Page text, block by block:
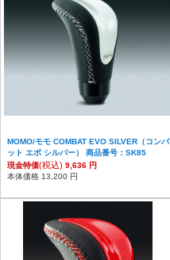
MOMO/モモ COMBAT EVO SILVER（コンバ
ット エボ シルバー） 商品番号：SK85
現金特価(税込) 9,636 円
本体価格 13,200 円